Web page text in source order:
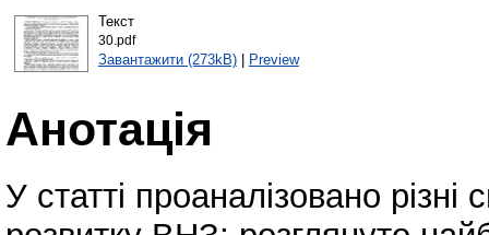
Текст
30.pdf
Завантажити (273kB)| Preview
Анотація
У статті проаналізовано